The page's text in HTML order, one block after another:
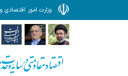
وزارت امور اقتصادی